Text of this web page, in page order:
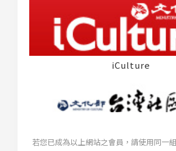
iCulture
若您已成為以上網站之會員，請使用同一